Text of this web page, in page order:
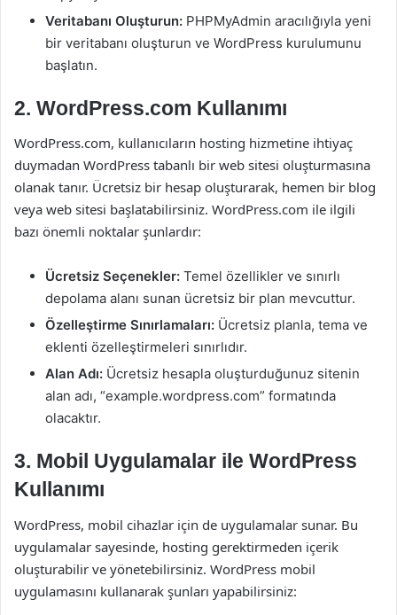
Veritabanı Oluşturun: PHPMyAdmin aracılığıyla yeni
bir veritabanı oluşturun ve WordPress kurulumunu
başlatın.
2. WordPress.com Kullanımı
WordPress.com, kullanıcıların hosting hizmetine ihtiyaç
duymadan WordPress tabanlı bir web sitesi oluşturmasına
olanak tanır. Ücretsiz bir hesap oluşturarak, hemen bir blog
veya web sitesi başlatabilirsiniz. WordPress.com ile ilgili
bazı önemli noktalar şunlardır:
Ücretsiz Seçenekler: Temel özellikler ve sınırlı
depolama alanı sunan ücretsiz bir plan mevcuttur.
Özelleştirme Sınırlamaları: Ücretsiz planla, tema ve
eklenti özelleştirmeleri sınırlıdır.
Alan Adı: Ücretsiz hesapla oluşturduğunuz sitenin
alan adı, “example.wordpress.com” formatında
olacaktır.
3. Mobil Uygulamalar ile WordPress
Kullanımı
WordPress, mobil cihazlar için de uygulamalar sunar. Bu
uygulamalar sayesinde, hosting gerektirmeden içerik
oluşturabilir ve yönetebilirsiniz. WordPress mobil
uygulamasını kullanarak şunları yapabilirsiniz: